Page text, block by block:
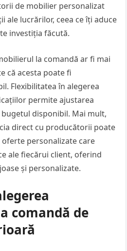
de mobilier personalizat
ale lucrărilor, ceea ce îți aduce
investiția făcută.
la comandă ar fi mai
că acesta poate fi
Flexibilitatea în alegerea
permite ajustarea
disponibil. Mai mult,
direct cu producătorii poate
personalizate care
ale fiecărui client, oferind
și personalizate.
comandă de